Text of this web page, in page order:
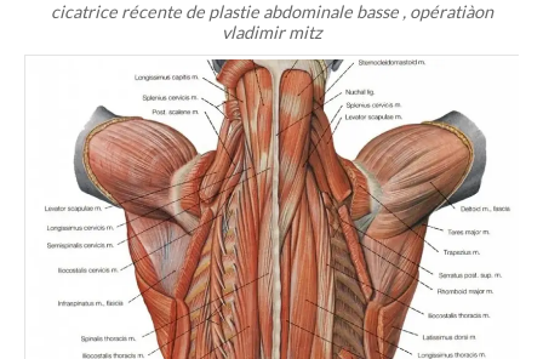
cicatrice récente de plastie abdominale basse , opératiàon
vladimir mitz